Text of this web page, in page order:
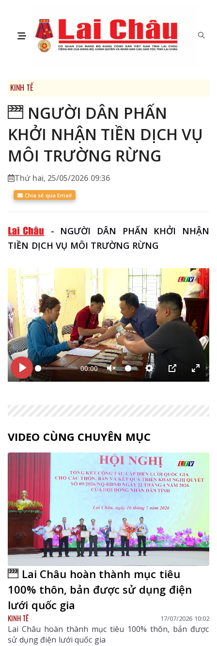
KINH TẾ
NGƯỜI DÂN PHẤN
KHỞI NHẬN TIỀN DỊCH VỤ
MÔI TRƯỜNG RỪNG
Thứ hai, 25/05/2026 09:36
Chia sẻ qua Email
-
NGƯỜI DÂN PHẤN KHỞI NHẬN
TIỀN DỊCH VỤ MÔI TRƯỜNG RỪNG
Bắt
00:00
Unmute Thiết PIP
Enter
Bắt
VIDEO CÙNG CHUYÊN MỤC
Lai Châu hoàn thành mục tiêu
100% thôn, bản được sử dụng điện
lưới quốc gia
KINH TẾ 17/07/2026 10:02
Lai Châu hoàn thành mục tiêu 100% thôn, bản được
sử dụng điện lưới quốc gia